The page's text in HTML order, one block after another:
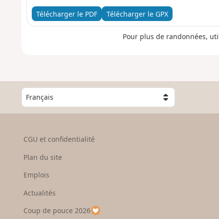
Télécharger le PDF Télécharger le GPX
Pour plus de randonnées,
C
h
o
s
e
u
p
CGU et confidentialité
Plan du site
Emplois
Actualités
Coup de pouce 2026